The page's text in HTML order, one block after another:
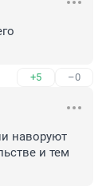
+5 –0
наворуют
и тем